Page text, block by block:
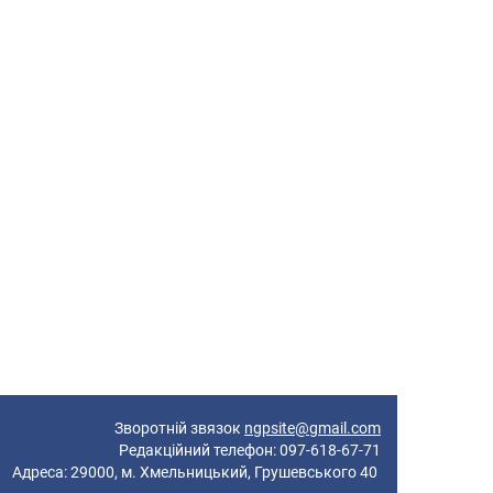
Зворотній звязок ngpsite@gmail.com
Редакційний телефон: 097-618-67-71
29000, м. Хмельницький, Грушевського 40